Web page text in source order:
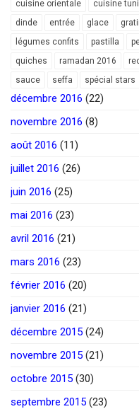
cuisine orientale cuisine
dinde
entrée glace
légumes confits
pastilla
quiches
ramadan 2016
sauce
seffa spécial stars
décembre 2016 (22)
novembre 2016 (8)
août 2016 (11)
juillet 2016 (26)
juin 2016 (25)
mai 2016 (23)
avril 2016 (21)
mars 2016 (23)
février 2016 (20)
janvier 2016 (21)
décembre 2015 (24)
novembre 2015 (21)
octobre 2015 (30)
septembre 2015 (23)